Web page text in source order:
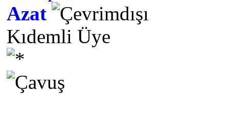
Azat
Kıdemli Üye